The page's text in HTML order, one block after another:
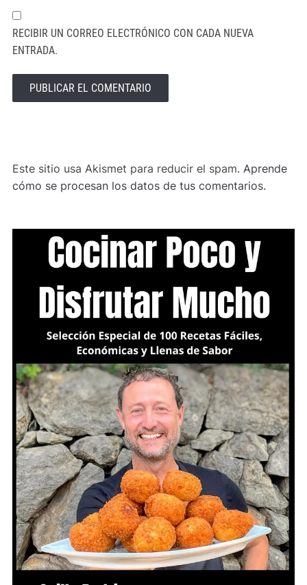
RECIBIR UN CORREO ELECTRÓNICO CON CADA NUEVA
ENTRADA.
Este sitio usa Akismet para reducir el spam. Aprende
cómo se procesan los datos de tus comentarios.